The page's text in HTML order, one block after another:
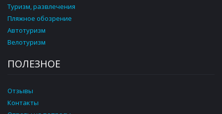
Туризм, развлечения
Пляжное обозрение
Автотуризм
Велотуризм
ПОЛЕЗНОЕ
Отзывы
Контакты